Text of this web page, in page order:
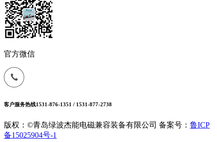
官方微信
客户服务热线1531-876-1351 / 1531-877-2738
版权：©青岛绿波杰能电磁兼容装备有限公司 备案号： 鲁ICP
备15025904号-1